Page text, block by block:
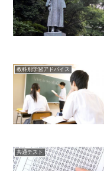
教科別学習アドバイス
共通テスト